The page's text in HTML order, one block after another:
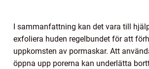
I sammanfattning kan det vara till
exfoliera huden regelbundet för att
uppkomsten av pormaskar. Att
öppna upp porerna kan underlätta